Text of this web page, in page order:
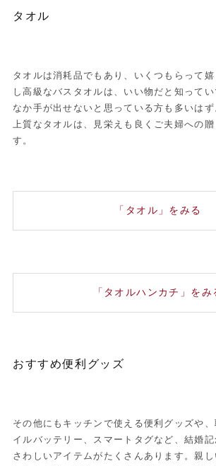
タオル
タオルは消耗品でもあり、いくつもらって
し高級なバスタオルは、いい物だと知って
なか手が出せないと思っている方も多いは
上質なタオルは、見栄えも良くご夫婦への
す。
「タオル」をみる
「タオルハンカチ」をみ
おすすめ便利グッズ
その他にもキッチンで使える便利グッズや
イルバッテリー、スマートタグなど、結婚
さわしいアイテムがたくさんあります。親